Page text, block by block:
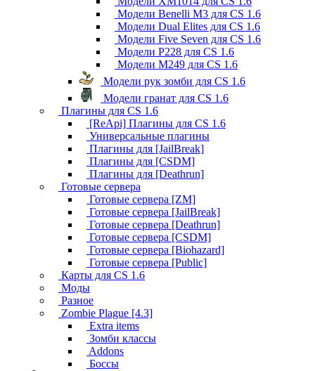
Модели Benelli M3 для CS 1.6
Модели Dual Elites для CS 1.6
Модели Five Seven для CS 1.6
Модели P228 для CS 1.6
Модели M249 для CS 1.6
Модели рук зомби для CS 1.6
Модели гранат для CS 1.6
Плагины для CS 1.6
[ReApi] Плагины для CS 1.6
Универсальные плагины
Плагины для [JailBreak]
Плагины для [CSDM]
Плагины для [Deathrun]
Готовые сервера
Готовые сервера [ZM]
Готовые сервера [JailBreak]
Готовые сервера [Deathrun]
Готовые сервера [CSDM]
Готовые сервера [Biohazard]
Готовые сервера [Public]
Карты для CS 1.6
Моды
Разное
Zombie Plague [4.3]
Extra items
Зомби классы
Addons
Боссы